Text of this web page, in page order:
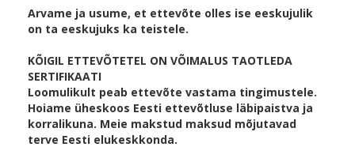
Arvame ja usume, et ettevõte olles ise eeskujulik
on ta eeskujuks ka teistele.
KÕIGIL ETTEVÕTETEL ON VÕIMALUS TAOTLEDA
SERTIFIKAATI
Loomulikult peab ettevõte vastama tingimustele.
Hoiame üheskoos Eesti ettevõtluse läbipaistva ja
korralikuna. Meie makstud maksud mõjutavad
terve Eesti elukeskkonda.